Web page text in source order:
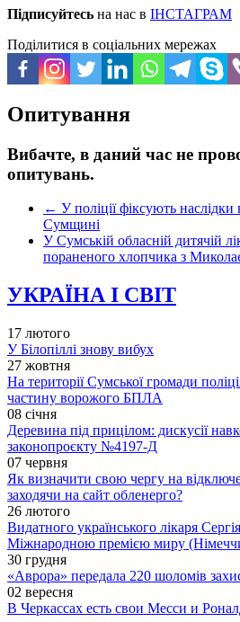
Підписуйтесь на нас в ІНСТАГРАМ
Поділитися в соціальних мережах
Опитування
Вибачте, в даний час не
опитувань.
← У поліції фіксують
Сумщині
У Сумській обласній дитячій
пораненого хлопчика з
УКРАЇНА І СВІТ
17 лютого
У Білопіллі знову вибух
27 жовтня
На території Сумської громади
частину ворожого БПЛА
08 січня
Деревина під прицілом: дискусії
законопроєкту №4197-Д
07 червня
Як визначити свою чергу на
заходячи на сайт обленерго?
26 лютого
Видатного українського лікаря
Міжнародною премією миру
30 грудня
«Аврора» передала 220 шоломів
02 вересня
В Черкассах есть свои Месси и